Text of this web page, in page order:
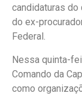
candidaturas
do ex-
Federal.
Nessa quinta-
Comando da
como